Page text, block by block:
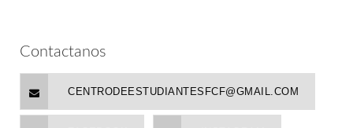
Contactanos
CENTRODEESTUDIANTESFCF@GMAIL.COM